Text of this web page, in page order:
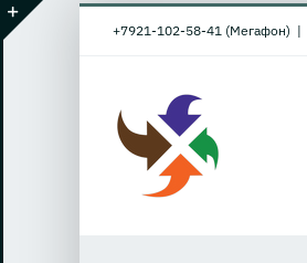
Skip
to
+7921-102-58-41 (Мегафон) |